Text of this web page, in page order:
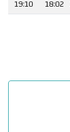
18:02
19:10